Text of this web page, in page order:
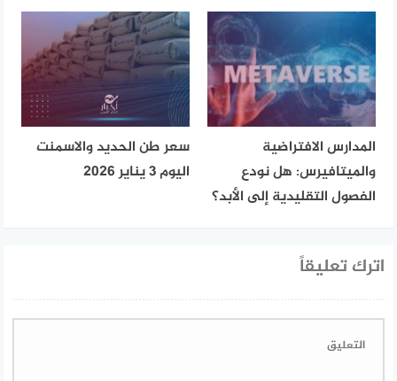
المدارس الافتراضية
والميتافيرس: هل نودع
الفصول التقليدية إلى الأبد؟
سعر طن الحديد والاسمنت
اليوم 3 يناير 2026
اترك تعليقاً